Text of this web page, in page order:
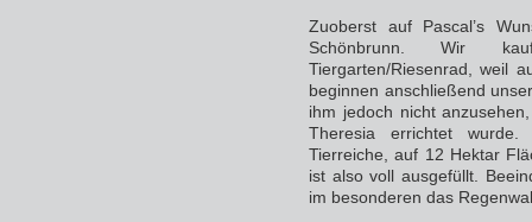
Zuoberst auf Pascal’s
Schönbrunn. Wir
Tiergarten/Riesenrad, weil
beginnen anschließend
ihm jedoch nicht
Theresia errichtet wurde.
Tierreiche, auf 12 Hektar
ist also voll ausgefüllt.
im besonderen das